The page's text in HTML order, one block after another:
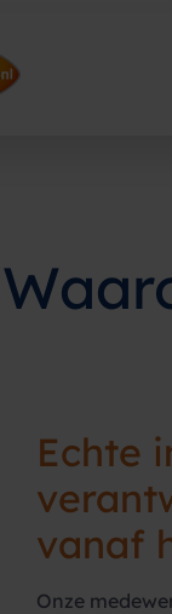
Echte
vanaf
Onze